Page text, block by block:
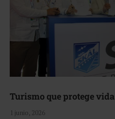
Turismo que protege vida
1 junio, 2026